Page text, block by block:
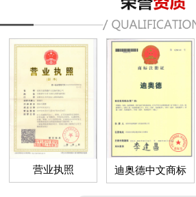
营业执照 迪奥德中文商标